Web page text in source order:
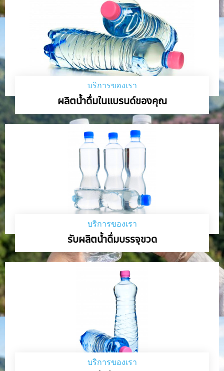
บริการของเรา
ผลิตน้ำดื่มในแบรนด์ของคุณ
บริการของเรา
รับผลิตน้ำดื่มบรรจุขวด
บริการของเรา